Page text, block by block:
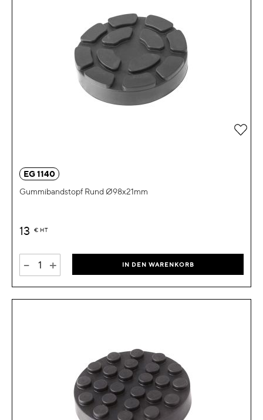
EG 1140
Gummibandstopf Rund Ø98x21mm
13 € HT
- + IN DEN WARENKORB
Zur